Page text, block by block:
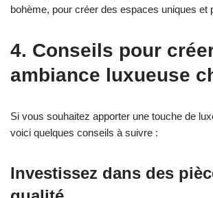
bohème, pour créer des espaces uniques et
4. Conseils pour
ambiance luxueuse
Si vous souhaitez apporter une touche de
voici quelques conseils à suivre :
Investissez dans des